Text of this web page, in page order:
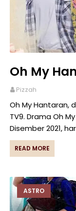
Oh My
Pizzah
Oh My Hantaran,
TV9. Drama Oh
Disember 2021,
READ MORE
ASTRO